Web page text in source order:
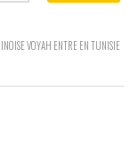
VOYAH ENTRE EN TUNISIE